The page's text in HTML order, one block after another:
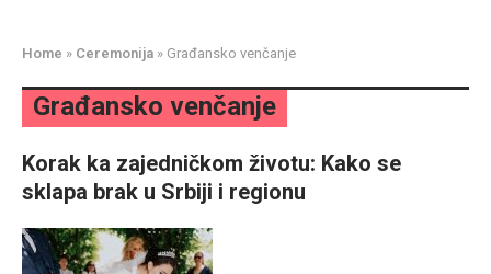
Kako mala iznenađenja mogu učiniti medeni
mesec još lepšim
Poklon koji će vaša druga polovina zauvek pamtiti
Home » Ceremonija » Građansko venčanje
Građansko venčanje
Korak ka zajedničkom životu: Kako se
sklapa brak u Srbiji i regionu